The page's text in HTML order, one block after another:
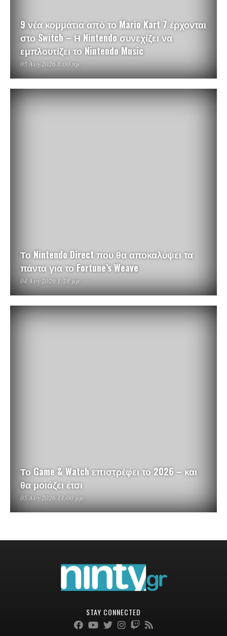
9 νέα κομμάτια από το Mario Kart 7 έρχονται
στο Switch – Η Nintendo συνεχίζει να
εμπλουτίζει το Nintendo Music
05 Αυγ 2026 8:00 πμ
Το Nintendo Direct που θα αποκαλύψει τα
πάντα για το Fortune’s Weave
04 Αυγ 2026 1:28 μμ
Το Game & Watch επιστρέφει το 2026 – και
θα μοιάζει έτσι
05 Αυγ 2026 11:00 μμ
STAY CONNECTED